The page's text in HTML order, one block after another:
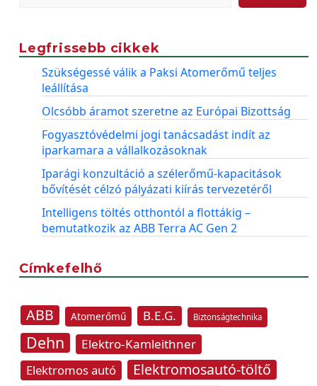
Legfrissebb cikkek
Szükségessé válik a Paksi Atomerőmű teljes
leállítása
Olcsóbb áramot szeretne az Európai Bizottság
Fogyasztóvédelmi jogi tanácsadást indít az
iparkamara a vállalkozásoknak
Iparági konzultáció a szélerőmű-kapacitások
bővítését célzó pályázati kiírás tervezetéről
Intelligens töltés otthontól a flottákig –
bemutatkozik az ABB Terra AC Gen 2
Címkefelhő
ABB Atomerőmű B.E.G. Biztonságtechnika
Dehn
Elektro-Kamleithner
Elektromos autó
Elektromosautó-töltő